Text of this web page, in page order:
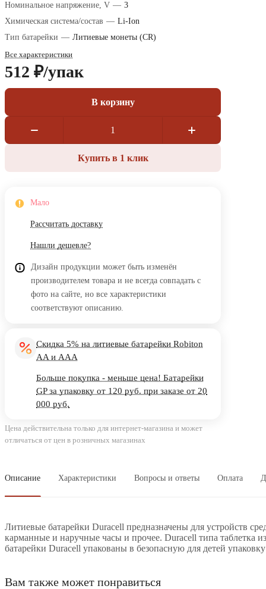
Номинальное напряжение, V — 3
Химическая система/состав — Li-Ion
Тип батарейки — Литиевые монеты (CR)
Все характеристики
512 ₽/упак
В корзину
Купить в 1 клик
Мало
Рассчитать доставку
Нашли дешевле?
Дизайн продукции может быть изменён
производителем товара и не всегда совпадать с
фото на сайте, но все характеристики
соответствуют описанию.
Скидка 5% на литиевые батарейки Robiton
AA и AAA
Больше покупка - меньше цена! Батарейки
GP за упаковку от 120 руб. при заказе от 20
000 руб.
Цена действительна только для интернет-магазина и может
отличаться от цен в розничных магазинах
Описание Характеристики Вопросы и ответы Оплата
Литиевые батарейки Duracell предназначены для устройств
карманные и наручные часы и прочее. Duracell типа таблетка
батарейки Duracell упакованы в безопасную для детей
Вам также может понравиться